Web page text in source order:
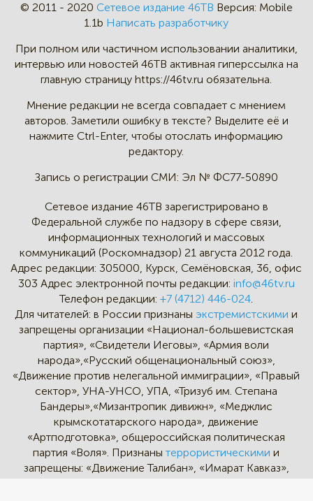
© 2011 - 2020 Сетевое издание 46ТВ Версия: Mobile
1.1b Написать разработчику
При полном или частичном использовании аналитики,
интервью или новостей 46TB активная гиперссылка на
главную страницу https://46tv.ru обязательна.
Мнение редакции не всегда совпадает с мнением
авторов. Заметили ошибку в тексте? Выделите её и
нажмите Ctrl-Enter, чтобы отослать информацию
редактору.
Запись о регистрации СМИ: Эл № ФС77-50890
Сетевое издание 46ТВ зарегистрировано в
Федеральной службе по надзору в сфере связи,
информационных технологий и массовых
коммуникаций (Роскомнадзор) 21 августа 2012 года.
Адрес редакции: 305000, Курск, Семёновская, 36, офис
303 Адрес электронной почты редакции: info@46tv.ru
Телефон редакции: +7 (4712) 446-024.
Для читателей: в России признаныэкстремистскими и
запрещены организации «Национал-большевистская
партия», «Свидетели Иеговы», «Армия воли
народа»,«Русский общенациональный союз»,
«Движение против нелегальной иммиграции», «Правый
сектор», УНА-УНСО, УПА, «Тризуб им. Степана
Бандеры»,«Мизантропик дивижн», «Меджлис
крымскотатарского народа», движение
«Артподготовка», общероссийская политическая
партия «Воля». Признанытеррористическими и
запрещены: «Движение Талибан», «Имарат Кавказ»,